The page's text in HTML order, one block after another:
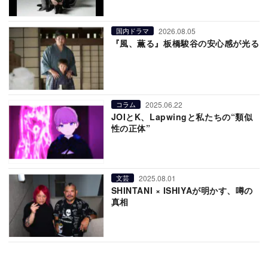
国内ドラマ 2026.08.05
『風、薫る』板橋駿谷の安心感が光る
コラム 2025.06.22
JOIとK、Lapwingと私たちの“類似
性の正体”
文芸 2025.08.01
SHINTANI × ISHIYAが明かす、噂の
真相